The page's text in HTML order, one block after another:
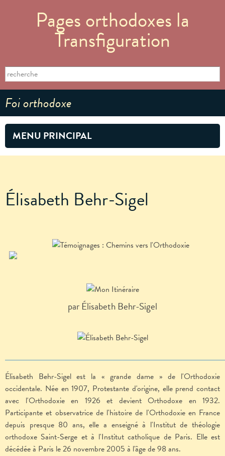
contenu
principal
Pages orthodoxes la
Transfiguration
Formulaire de recherche
Search this site
Foi orthodoxe
MENU PRINCIPAL
Élisabeth Behr-Sigel
par Élisabeth Behr-Sigel
Élisabeth Behr-Sigel est la « grande dame » de l'Orthodoxie
occidentale. Née en 1907, Protestante d'origine, elle prend contact
avec l'Orthodoxie en 1926 et devient Orthodoxe en 1932.
Participante et observatrice de l'histoire de l'Orthodoxie en France
depuis presque 80 ans, elle a enseigné à l'Institut de théologie
orthodoxe Saint-Serge et à l'Institut catholique de Paris. Elle est
décédée à Paris le 26 novembre 2005 à l'âge de 98 ans.